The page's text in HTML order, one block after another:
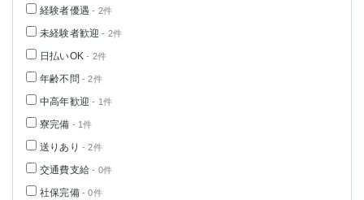
経験者優遇 - 2件
未経験者歓迎 - 2件
日払いOK - 2件
年齢不問 - 2件
中高年歓迎 - 1件
寮完備 - 1件
送りあり - 2件
交通費支給 - 0件
社保完備- 0件